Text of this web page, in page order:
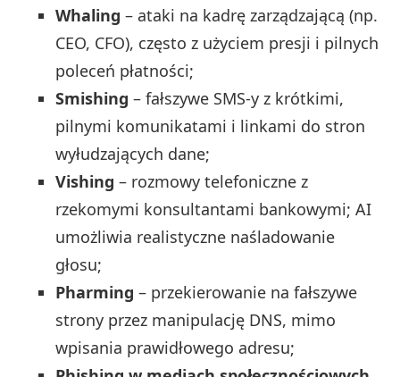
Whaling – ataki na kadrę zarządzającą (np.
CEO, CFO), często z użyciem presji i pilnych
poleceń płatności;
Smishing – fałszywe SMS‑y z krótkimi,
pilnymi komunikatami i linkami do stron
wyłudzających dane;
Vishing – rozmowy telefoniczne z
rzekomymi konsultantami bankowymi; AI
umożliwia realistyczne naśladowanie
głosu;
Pharming – przekierowanie na fałszywe
strony przez manipulację DNS, mimo
wpisania prawidłowego adresu;